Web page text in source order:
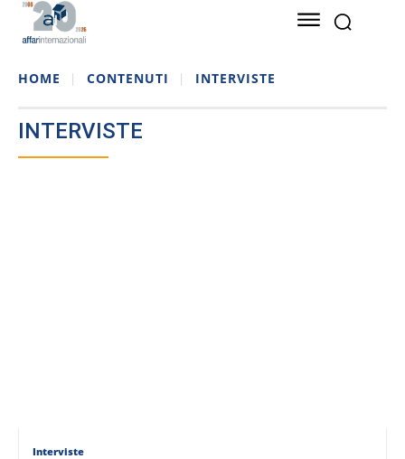
HOME CONTENUTI INTERVISTE
INTERVISTE
Interviste